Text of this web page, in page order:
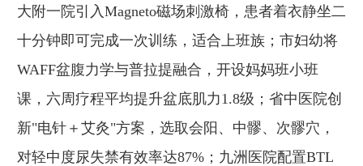
大附一院引入Magneto磁场刺激椅，患者着衣静坐二
十分钟即可完成一次训练，适合上班族；市妇幼将
WAFF盆腹力学与普拉提融合，开设妈妈班小班
课，六周疗程平均提升盆底肌力1.8级；省中医院创
新"电针＋艾灸"方案，选取会阳、中髎、次髎穴，
对轻中度尿失禁有效率达87%；九洲医院配置BTL